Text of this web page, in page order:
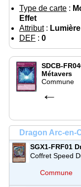
Type de carte :
Effet
Attribut: Lumière
DEF : 0
SDCB-
Métavers
Commune
←
Dragon Arc-en-
SGX1-FRF01
Coffret Speed
Commune